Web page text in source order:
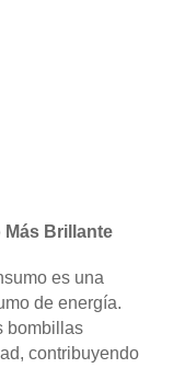
Más Brillante
es una
de energía.
bombillas
contribuyendo